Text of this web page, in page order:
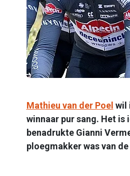
Mathieu van der Poel wil
winnaar pur sang. Het
benadrukte Gianni
ploegmakker was van